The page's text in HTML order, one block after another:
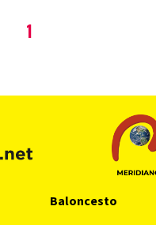
1
Baloncesto